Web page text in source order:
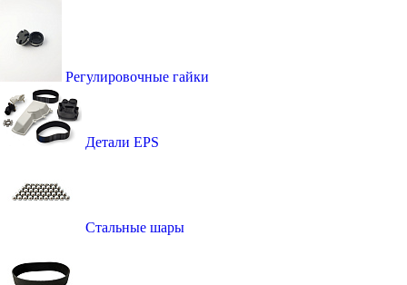
Регулировочные гайки
Детали EPS
Стальные шары